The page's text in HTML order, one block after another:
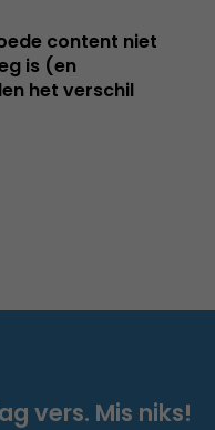
content niet
is (en
het verschil
vers. Mis niks!